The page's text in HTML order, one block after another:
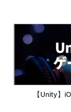
【Unity】